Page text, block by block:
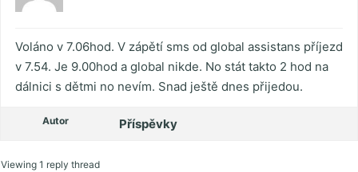
Voláno v 7.06hod. V zápětí sms od global assistans příjezd
v 7.54. Je 9.00hod a global nikde. No stát takto 2 hod na
dálnici s dětmi no nevím. Snad ještě dnes přijedou.
Autor Příspěvky
Viewing 1 reply thread